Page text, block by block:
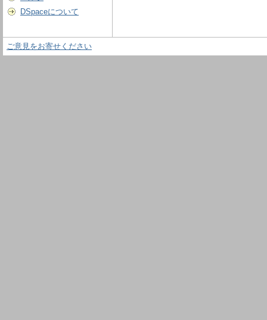
DSpaceについて
ご意見をお寄せください